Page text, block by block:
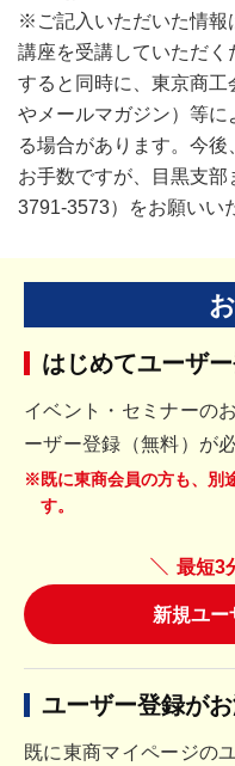
※ご記入いただいた情報
講座を受講していただく
すると同時に、東京商工
やメールマガジン）等
る場合があります。今後
お手数ですが、目黒支
3791-3573）をお願いい
はじめてユーザ
イベント・セミナーの
ーザー登録（無料）が
※既に東商会員の方も、別
す。
最短3
新規ユー
ユーザー登録が
既に東商マイページの